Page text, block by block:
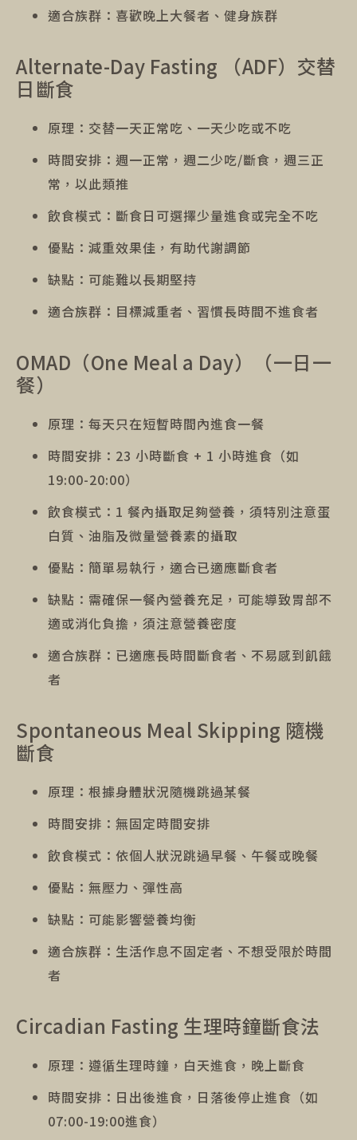
適合族群：喜歡晚上大餐者、健身族群
Alternate-Day Fasting （ADF）交替
日斷食
原理：交替一天正常吃、一天少吃或不吃
時間安排：週一正常，週二少吃/斷食，週三正
常，以此類推
飲食模式：斷食日可選擇少量進食或完全不吃
優點：減重效果佳，有助代謝調節
缺點：可能難以長期堅持
適合族群：目標減重者、習慣長時間不進食者
OMAD（One Meal a Day）（一日一
餐）
原理：每天只在短暫時間內進食一餐
時間安排：23 小時斷食 + 1 小時進食（如
19:00-20:00）
飲食模式：1 餐內攝取足夠營養，須特別注意蛋
白質、油脂及微量營養素的攝取
優點：簡單易執行，適合已適應斷食者
缺點：需確保一餐內營養充足，可能導致胃部不
適或消化負擔，須注意營養密度
適合族群：已適應長時間斷食者、不易感到飢餓
者
Spontaneous Meal Skipping 隨機
斷食
原理：根據身體狀況隨機跳過某餐
時間安排：無固定時間安排
飲食模式：依個人狀況跳過早餐、午餐或晚餐
優點：無壓力、彈性高
缺點：可能影響營養均衡
適合族群：生活作息不固定者、不想受限於時間
者
Circadian Fasting 生理時鐘斷食法
原理：遵循生理時鐘，白天進食，晚上斷食
時間安排：日出後進食，日落後停止進食（如
07:00-19:00進食）